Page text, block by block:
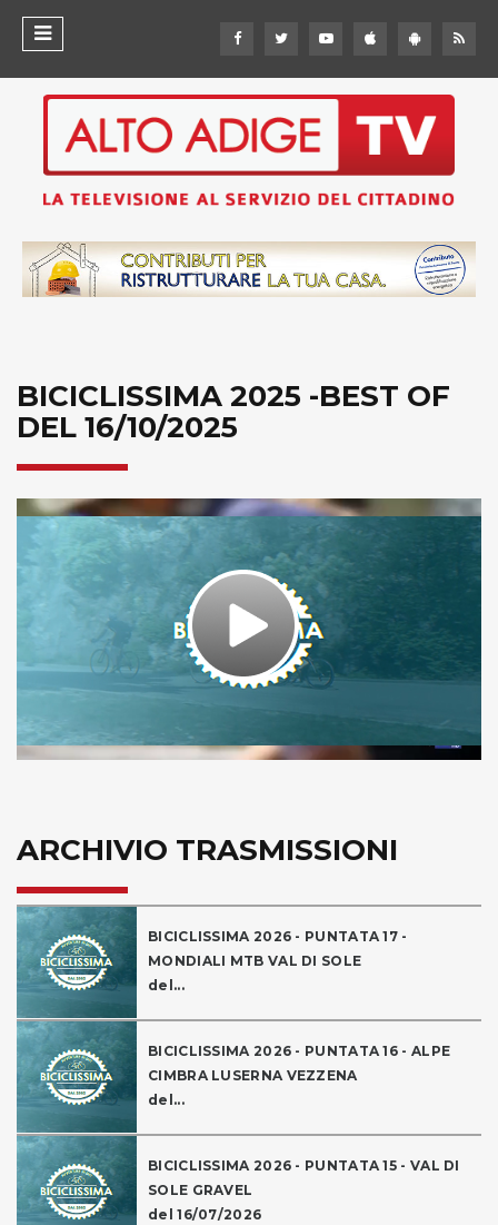
BICICLISSIMA 2025 -BEST OF
DEL 16/10/2025
Play
ARCHIVIO TRASMISSIONI
BICICLISSIMA 2026 - PUNTATA 17 -
MONDIALI MTB VAL DI SOLE
del...
BICICLISSIMA 2026 - PUNTATA 16 - ALPE
CIMBRA LUSERNA VEZZENA
del...
BICICLISSIMA 2026 - PUNTATA 15 - VAL DI
SOLE GRAVEL
del 16/07/2026